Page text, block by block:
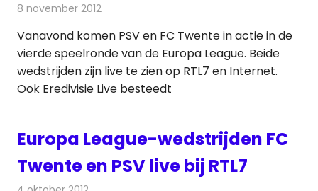
8 november 2012
Vanavond komen PSV en FC Twente in actie in de
vierde speelronde van de Europa League. Beide
wedstrijden zijn live te zien op RTL7 en Internet.
Ook Eredivisie Live besteedt
Europa League-wedstrijden FC
Twente en PSV live bij RTL7